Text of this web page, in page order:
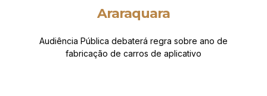
Araraquara
Audiência Pública debaterá regra sobre ano de
fabricação de carros de aplicativo